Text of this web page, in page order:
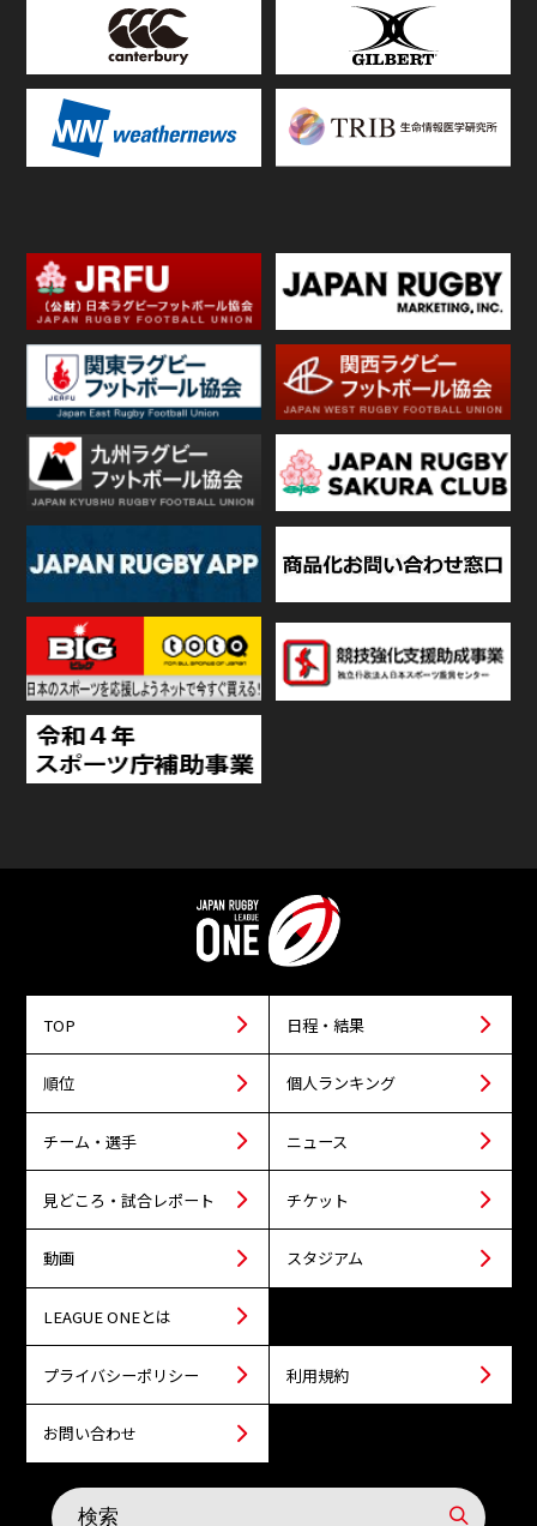
TOP 日程・結果
順位 個人ランキング
チーム・選手 ニュース
見どころ・試合レポート チケット
動画 スタジアム
LEAGUE ONEとは
プライバシーポリシー 利用規約
お問い合わせ